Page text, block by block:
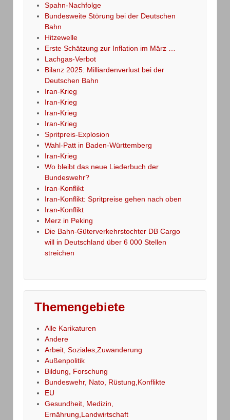
Spahn-Nachfolge
Bundesweite Störung bei der Deutschen
Bahn
Hitzewelle
Erste Schätzung zur Inflation im März …
Lachgas-Verbot
Bilanz 2025: Milliardenverlust bei der
Deutschen Bahn
Iran-Krieg
Iran-Krieg
Iran-Krieg
Iran-Krieg
Spritpreis-Explosion
Wahl-Patt in Baden-Württemberg
Iran-Krieg
Wo bleibt das neue Liederbuch der
Bundeswehr?
Iran-Konflikt
Iran-Konflikt: Spritpreise gehen nach oben
Iran-Konflikt
Merz in Peking
Die Bahn-Güterverkehrstochter DB Cargo
will in Deutschland über 6 000 Stellen
streichen
Themengebiete
Alle Karikaturen
Andere
Arbeit, Soziales,Zuwanderung
Außenpolitik
Bildung, Forschung
Bundeswehr, Nato, Rüstung,Konflikte
EU
Gesundheit, Medizin,
Ernährung,Landwirtschaft